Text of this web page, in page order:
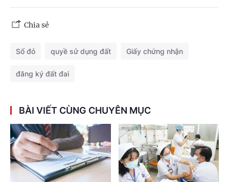
Chia sẻ
Sổ đỏ quyề sử dụng đất Giấy chứng nhận
đăng ký đất đai
BÀI VIẾT CÙNG CHUYÊN MỤC